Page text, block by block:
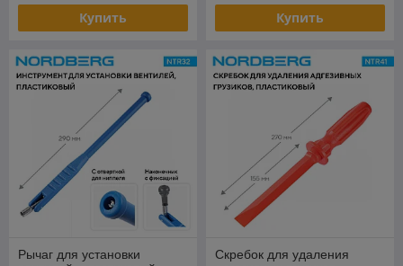
Купить Купить
Рычаг для установки
Скребок для удаления